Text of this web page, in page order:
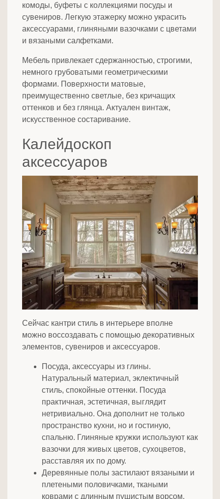
комоды, буфеты с коллекциями посуды и
сувениров. Легкую этажерку можно украсить
аксессуарами, глиняными вазочками с цветами
и вязаными салфетками.
Мебель привлекает сдержанностью, строгими,
немного грубоватыми геометрическими
формами. Поверхности матовые,
преимущественно светлые, без кричащих
оттенков и без глянца. Актуален винтаж,
искусственное состаривание.
Калейдоскоп
аксессуаров
Сейчас кантри стиль в интерьере вполне
можно воссоздавать с помощью декоративных
элементов, сувениров и аксессуаров.
Посуда, аксессуары из глины.
Натуральный материал, эклектичный
стиль, спокойные оттенки. Посуда
практичная, эстетичная, выглядит
нетривиально. Она дополнит не только
пространство кухни, но и гостиную,
спальню. Глиняные кружки используют как
вазочки для живых цветов, сухоцветов,
расставляя их по дому.
Деревянные полы застилают вязаными и
плетеными половичками, ткаными
коврами с длинным пушистым ворсом.